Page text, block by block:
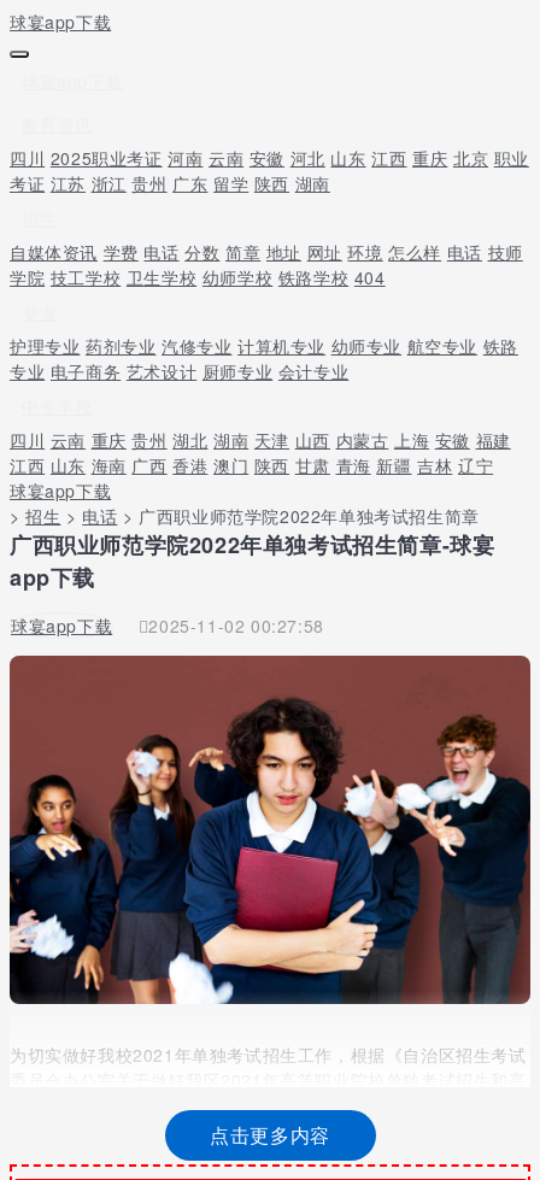
球宴app下载
四川 2025职业考证 河南 云南 安徽 河北 山东 江西 重庆 北京 职业
考证 江苏 浙江 贵州 广东 留学 陕西 湖南
自媒体资讯 学费 电话 分数 简章 地址 网址 环境 怎么样 电话 技师
学院 技工学校 卫生学校 幼师学校 铁路学校 404
护理专业 药剂专业 汽修专业 计算机专业 幼师专业 航空专业 铁路
专业 电子商务 艺术设计 厨师专业 会计专业
四川 云南 重庆 贵州 湖北 湖南 天津 山西 内蒙古 上海 安徽 福建
江西 山东 海南 广西 香港 澳门 陕西 甘肃 青海 新疆 吉林 辽宁
球宴app下载
>招生 > 电话 > 广西职业师范学院2022年单独考试招生简章
广西职业师范学院2022年单独考试招生简章-球宴
app下载
球宴app下载 2025-11-02 00:27:58
为切实做好我校2021年单独考试招生工作，根据《自治区招生考试
等职业院校对口中等职业学校毕业生自主招生试点工作的通知》
（桂招考委办〔2021〕1号）精神，结合实际，现制定我校2021年
单独考试招生简章。具体内容如下：
点击更多内容